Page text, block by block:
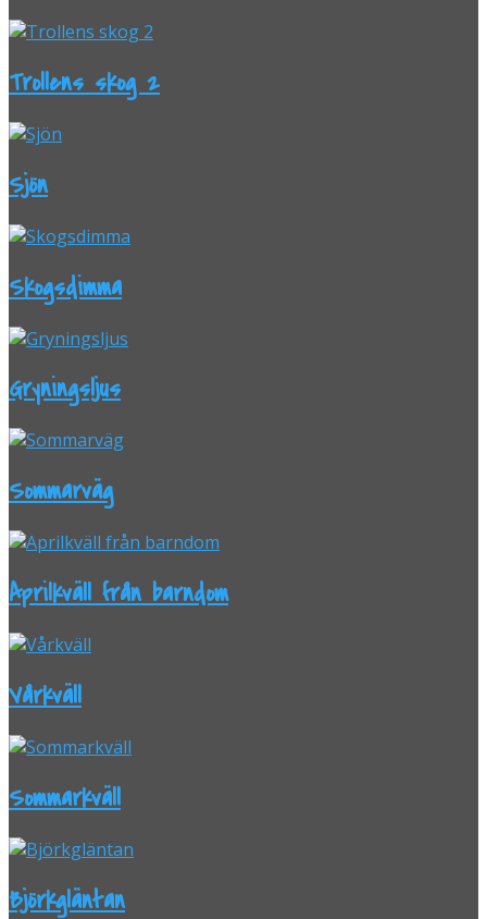
Trollens skog 2
Sjön
Skogsdimma
Gryningsljus
Sommarväg
Aprilkväll från barndom
Vårkväll
Sommarkväll
Björkgläntan